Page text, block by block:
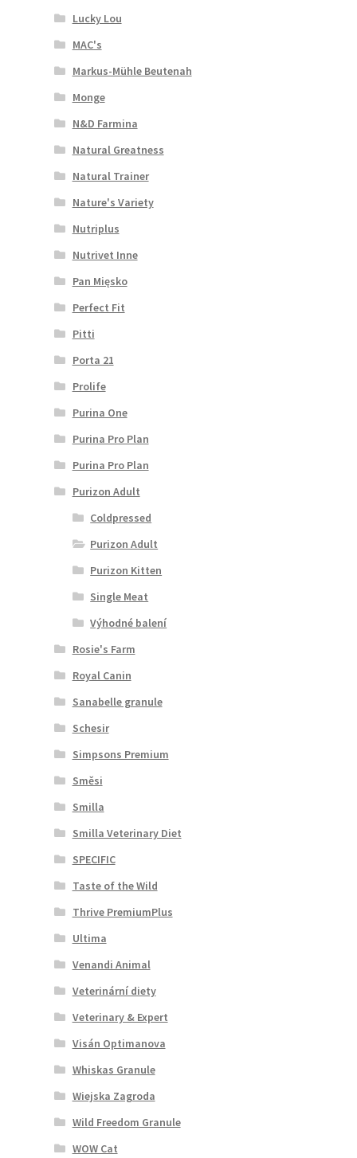
Lucky Lou
MAC's
Markus-Mühle Beutenah
Monge
N&D Farmina
Natural Greatness
Natural Trainer
Nature's Variety
Nutriplus
Nutrivet Inne
Pan Mięsko
Perfect Fit
Pitti
Porta 21
Prolife
Purina One
Purina Pro Plan
Purina Pro Plan
Purizon Adult
Coldpressed
Purizon Adult
Purizon Kitten
Single Meat
Výhodné balení
Rosie's Farm
Royal Canin
Sanabelle granule
Schesir
Simpsons Premium
Směsi
Smilla
Smilla Veterinary Diet
SPECIFIC
Taste of the Wild
Thrive PremiumPlus
Ultima
Venandi Animal
Veterinární diety
Veterinary & Expert
Visán Optimanova
Whiskas Granule
Wiejska Zagroda
Wild Freedom Granule
WOW Cat